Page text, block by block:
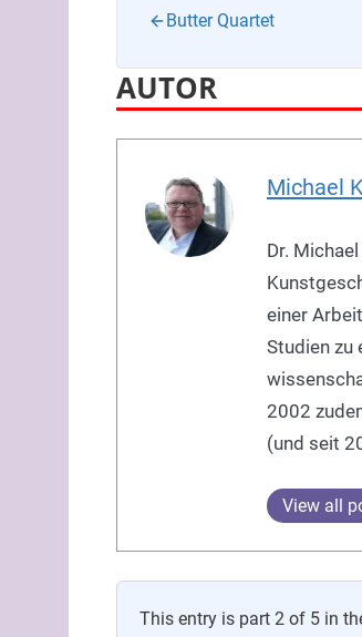
Butter Quartet
AUTOR
Michael
Dr.
einer
Studien zu
2002
(und seit
View all
This entry is part 2 of 5 in